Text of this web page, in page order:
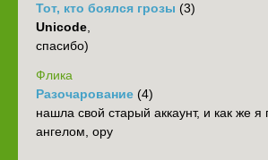
Тот, кто боялся грозы (3)
Unicode,
спасибо)
Флика
Разочарование (4)
нашла свой старый аккаунт, и как же я
ангелом, ору